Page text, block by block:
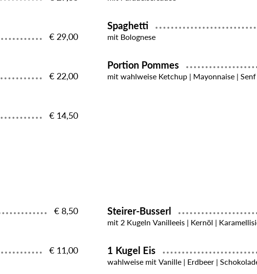
€ 29,00
€ 22,00
€ 14,50
Spaghetti
mit Bolognese
Portion Pommes
mit wahlweise Ketchup | Mayonnaise | Senf
€ 8,50
€ 11,00
Steirer-Busserl
mit 2 Kugeln Vanilleeis | Kernöl |
1 Kugel Eis
wahlweise mit Vanille | Erdbeer |